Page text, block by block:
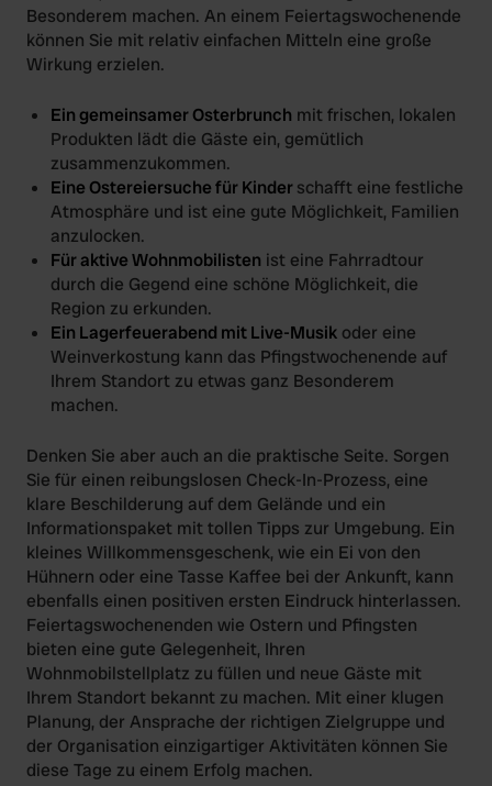
may combine it with other information that you’ve
provided to them or that they’ve collected from your use
of their services.
Besonderem machen. An einem Feiertagswochenende
können Sie mit relativ einfachen Mitteln eine große
Wirkung erzielen.
Ein gemeinsamer Osterbrunch mit frischen, lokalen
Produkten lädt die Gäste ein, gemütlich
zusammenzukommen.
Eine Ostereiersuche für Kinderschafft eine festliche
Atmosphäre und ist eine gute Möglichkeit, Familien
anzulocken.
Für aktive Wohnmobilisten ist eine Fahrradtour
durch die Gegend eine schöne Möglichkeit, die
Region zu erkunden.
Ein Lagerfeuerabend mit Live-Musik oder eine
Weinverkostung kann das Pfingstwochenende auf
Ihrem Standort zu etwas ganz Besonderem
machen.
Denken Sie aber auch an die praktische Seite. Sorgen
Sie für einen reibungslosen Check-In-Prozess, eine
klare Beschilderung auf dem Gelände und ein
Informationspaket mit tollen Tipps zur Umgebung. Ein
kleines Willkommensgeschenk, wie ein Ei von den
Hühnern oder eine Tasse Kaffee bei der Ankunft, kann
ebenfalls einen positiven ersten Eindruck hinterlassen.
Feiertagswochenenden wie Ostern und Pfingsten
bieten eine gute Gelegenheit, Ihren
Wohnmobilstellplatz zu füllen und neue Gäste mit
Ihrem Standort bekannt zu machen. Mit einer klugen
Planung, der Ansprache der richtigen Zielgruppe und
der Organisation einzigartiger Aktivitäten können Sie
diese Tage zu einem Erfolg machen.